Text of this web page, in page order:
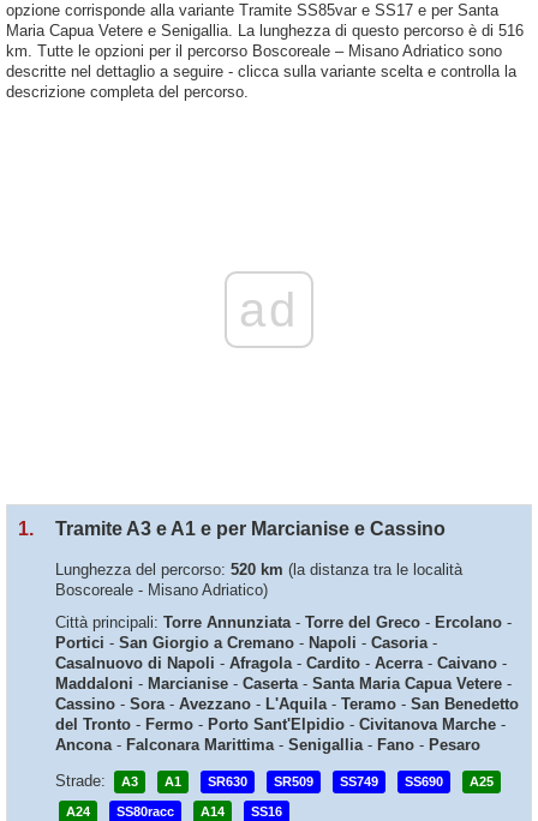
opzione corrisponde alla variante Tramite SS85var e SS17 e per Santa
Maria Capua Vetere e Senigallia. La lunghezza di questo percorso è di 516
km. Tutte le opzioni per il percorso Boscoreale – Misano Adriatico sono
descritte nel dettaglio a seguire - clicca sulla variante scelta e controlla la
descrizione completa del percorso.
ad
1. Tramite A3 e A1 e per Marcianise e Cassino
Lunghezza del percorso: 520 km (la distanza tra le località
Boscoreale - Misano Adriatico)
Città principali: Torre Annunziata- Torre del Greco - Ercolano -
Portici - San Giorgio a Cremano - Napoli - Casoria-
Casalnuovo di Napoli - Afragola- Cardito - Acerra- Caivano -
Maddaloni - Marcianise - Caserta- Santa Maria Capua Vetere -
Cassino - Sora- Avezzano - L'Aquila- Teramo - San Benedetto
del Tronto - Fermo - Porto Sant'Elpidio - Civitanova Marche -
Ancona- Falconara Marittima- Senigallia- Fano - Pesaro
Strade:
A3 A1 SR630 SR509 SS749 SS690 A25
A24 SS80racc A14 SS16